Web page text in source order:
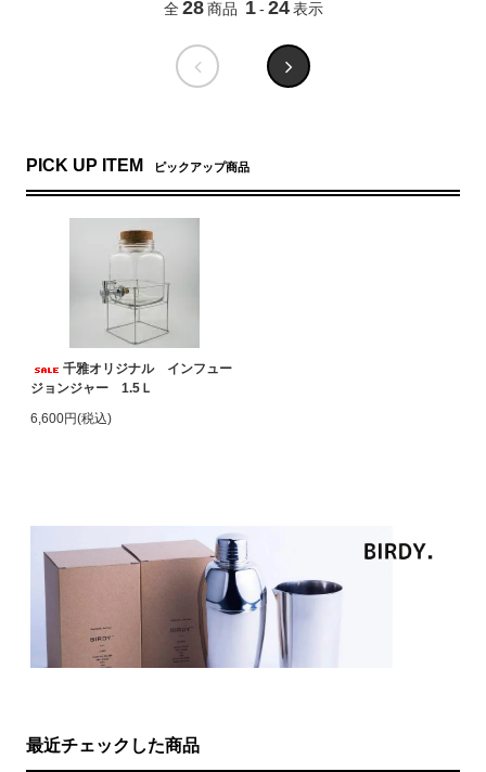
全 28 商品 1 - 24 表示
PICK UP ITEM ピックアップ商品
千雅オリジナル インフュー
ジョンジャー 1.5Ｌ
6,600円(税込)
最近チェックした商品